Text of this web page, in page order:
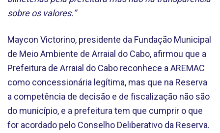
sobre os valores.”
Maycon Victorino, presidente da Fundação Municipal
de Meio Ambiente de Arraial do Cabo, afirmou que a
Prefeitura de Arraial do Cabo reconhece a AREMAC
como concessionária legítima, mas que na Reserva
a competência de decisão e de fiscalização não são
do município, e a prefeitura tem que cumprir o que
for acordado pelo Conselho Deliberativo da Reserva.